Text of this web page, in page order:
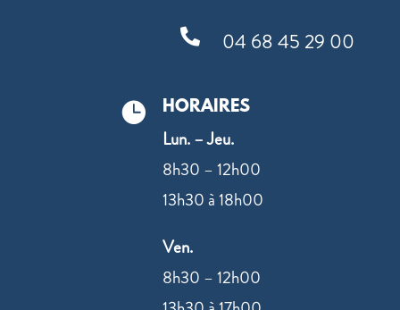
 04 68 45 29 00
 HORAIRES
Lun. – Jeu.
8h30 – 12h00
13h30 à 18h00
Ven.
8h30 – 12h00